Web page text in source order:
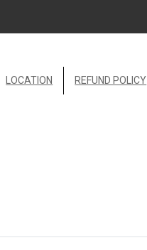
LOCATION REFUND POLICY